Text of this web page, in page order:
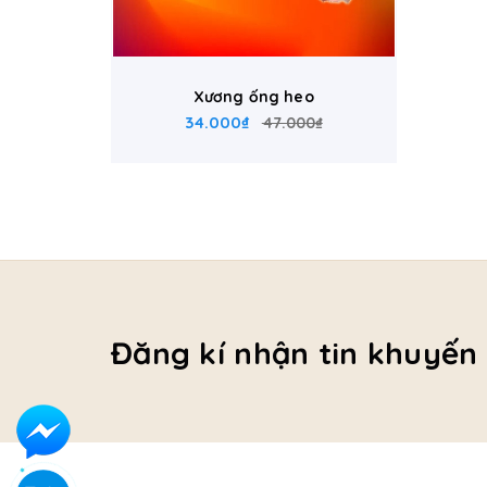
Xương ống heo
34.000₫ 47.000₫
Đăng kí nhận tin khuyến